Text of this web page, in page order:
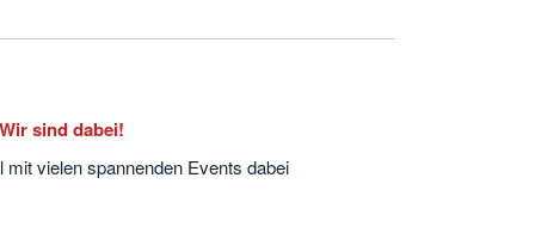
sind dabei!
vielen spannenden Events dabei